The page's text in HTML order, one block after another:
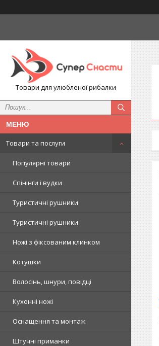
Товари для улюбленої рибалки
Товари та послуги
Популярні товари
Спінінги і вудки
Туристичні рушники
Туристичні рушники
Ножі з фіксованим клинком
Котушки
Волосінь, шнури, повідці
Кухонні ножі
Оснащення та монтаж
Штучні приманки